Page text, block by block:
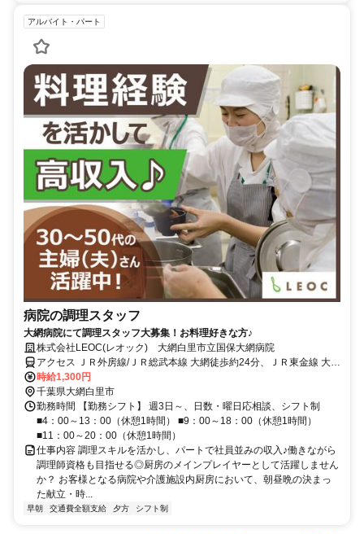
アルバイト・パート
病院の調理スタッフ
大網病院にて調理スタッフ大募集！お料理好きな方♪
株式会社LEOC(レオック) 大網白里市立国保大網病院
アクセス ＪＲ外房線/ＪＲ総武本線 大網徒歩約24分、ＪＲ東金線 大網
徒歩約24分、ＪＲ外房線 永田（千葉県）徒歩約31分 JR大網駅より徒
歩20分（車通勤可）
時給1,300円
千葉県大網白里市
勤務時間 【勤務シフト】 週3日～、日数・曜日応相談、シフト制
■4：00～13：00（休憩1時間） ■9：00～18：00（休憩1時間）
■11：00～20：00（休憩1時間）
仕事内容 調理スキルを活かし、パートで社員並みの収入♪働きながら
調理師資格も目指せる◎厨房のメインプレイヤーとして活躍しません
か？ お客様となる病院や介護施設内厨房において、朝昼晩の決まっ
た献立・時...
早朝 交通費全額支給 夕方 シフト制